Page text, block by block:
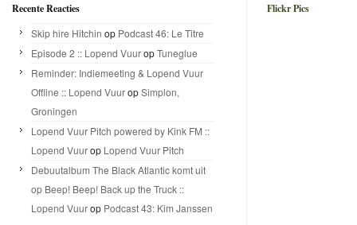
Recente Reacties
Skip hire Hitchin op Podcast 46: Le Titre
Episode 2 :: Lopend VuuropTuneglue
Reminder: Indiemeeting & Lopend Vuur
Offline :: Lopend VuuropSimplon,
Groningen
Lopend Vuur Pitch powered by Kink FM ::
Lopend Vuurop Lopend Vuur Pitch
Debuutalbum The Black Atlantic komt uit
op Beep! Beep! Back up the Truck ::
Lopend Vuurop Podcast 43: Kim Janssen
Flickr Pics